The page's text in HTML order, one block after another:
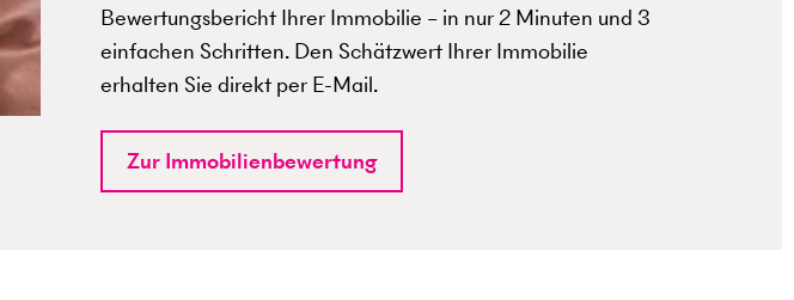
Bewertungsbericht Ihrer Immobilie – in nur 2 Minuten und 3
einfachen Schritten. Den Schätzwert Ihrer Immobilie
erhalten Sie direkt per E-Mail.
Zur Immobilienbewertung